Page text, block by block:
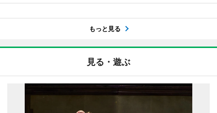
もっと見る
見る・遊ぶ